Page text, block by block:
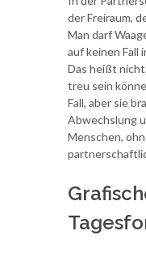
der Freiraum,
Man darf
auf keinen Fall
Das heißt
treu sein
Fall, aber sie
Abwechslung
Menschen,